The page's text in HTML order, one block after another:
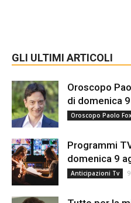
GLI ULTIMI ARTICOLI
Oroscopo
di domenica
Oroscopo Paolo
Programmi
domenica 9
Anticipazioni Tv